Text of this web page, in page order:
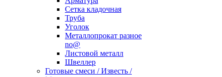
Сетка кладочная
Труба
Уголок
Металлопрокат разное
no@
Листовой металл
Швеллер
Готовые смеси / Известь /